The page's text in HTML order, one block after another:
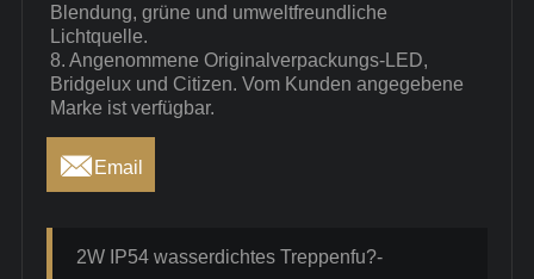
Blendung, grüne und umweltfreundliche
Lichtquelle.
8. Angenommene Originalverpackungs-LED,
Bridgelux und Citizen. Vom Kunden angegebene
Marke ist verfügbar.
 Email
2W IP54 wasserdichtes Treppenfu?-